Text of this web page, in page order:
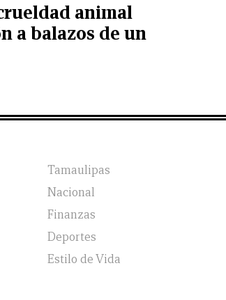
animal
a balazos de un
Tamaulipas
Nacional
Finanzas
Deportes
Estilo de Vida